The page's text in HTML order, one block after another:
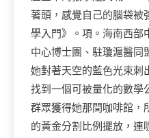
著頭，感覺自己的腦袋被
學入門》。項。海南西部
中心博士團、駐瓊滬醫同
她對著天空的藍色光束刺
找到一個可被量化的數學
群眾獲得她那間咖啡館，
的黃金分割比例擺放，連